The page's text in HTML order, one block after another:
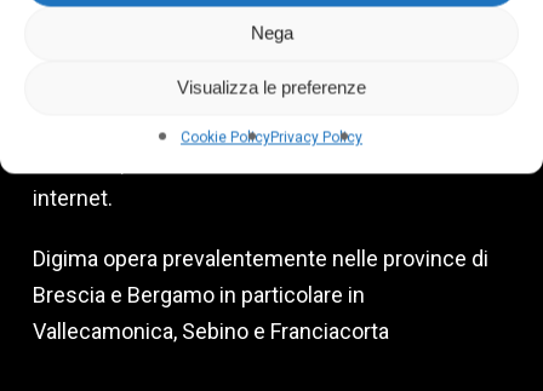
Nega
Visualizza le preferenze
Cookie PolicyPrivacy Policy
marketing, progettazione e creazione siti web,
SEO (ottimizzazione e posizionamento sui motori
internet.
Digima opera prevalentemente nelle province di
Brescia e Bergamo in particolare in
Vallecamonica, Sebino e Franciacorta